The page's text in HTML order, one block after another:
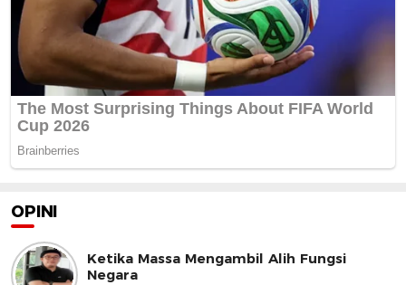
OPINI
Ketika Massa Mengambil Alih Fungsi
Negara